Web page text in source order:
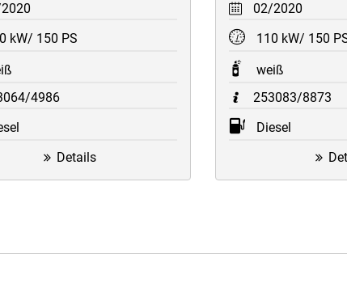
kW/ 150 PS
4986
Details
02/2020
110 kW/ 150
weiß
253083/8873
Diesel